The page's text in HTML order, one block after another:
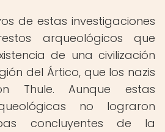
de estas investigaciones
arqueológicos que
de una civilización
del Ártico, que los nazis
Thule. Aunque estas
no lograron
concluyentes de la